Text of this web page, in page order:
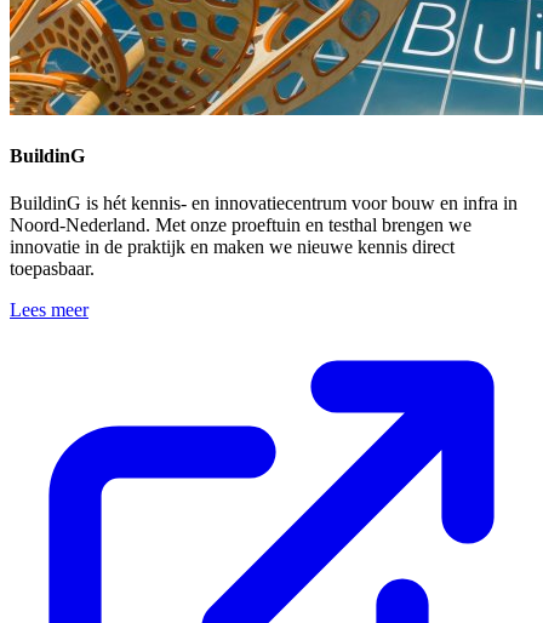
BuildinG
BuildinG is hét kennis- en innovatiecentrum voor bouw en infra in
Noord-Nederland. Met onze proeftuin en testhal brengen we
innovatie in de praktijk en maken we nieuwe kennis direct
toepasbaar.
Lees meer